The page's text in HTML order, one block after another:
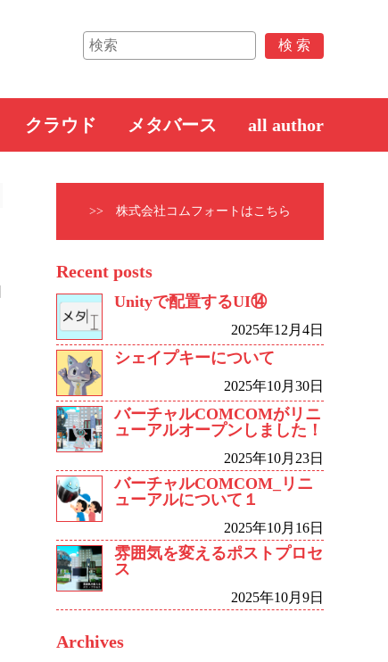
クラウド メタバース all author
>> 株式会社コムフォートはこちら
Recent posts
Unityで配置するUI⑭
2025年12月4日
シェイプキーについて
2025年10月30日
バーチャルCOMCOMがリニ
ューアルオープンしました！
2025年10月23日
バーチャルCOMCOM_リニ
ューアルについて１
2025年10月16日
雰囲気を変えるポストプロセ
ス
2025年10月9日
Archives